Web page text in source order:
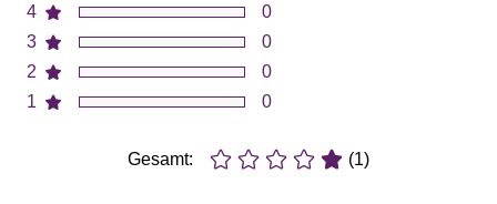
4
3
2
1
0
0
0
0
Gesamt: (1)